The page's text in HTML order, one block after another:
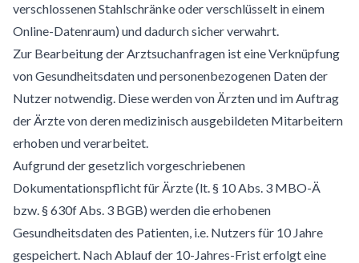
verschlossenen Stahlschränke oder verschlüsselt in einem
Online-Datenraum) und dadurch sicher verwahrt.
Zur Bearbeitung der Arztsuchanfragen ist eine Verknüpfung
von Gesundheitsdaten und personenbezogenen Daten der
Nutzer notwendig. Diese werden von Ärzten und im Auftrag
der Ärzte von deren medizinisch ausgebildeten Mitarbeitern
erhoben und verarbeitet.
Aufgrund der gesetzlich vorgeschriebenen
Dokumentationspflicht für Ärzte (lt. § 10 Abs. 3 MBO-Ä
bzw. § 630f Abs. 3 BGB) werden die erhobenen
Gesundheitsdaten des Patienten, i.e. Nutzers für 10 Jahre
gespeichert. Nach Ablauf der 10-Jahres-Frist erfolgt eine